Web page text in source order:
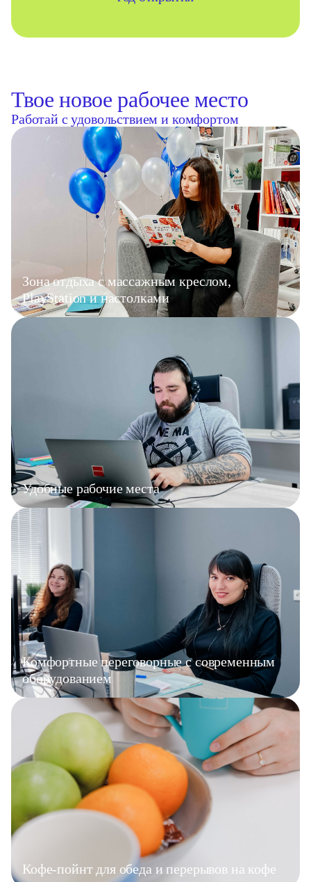
Твое новое рабочее место
Работай с удовольствием и комфортом
Зона отдыха с массажным креслом,
PlayStation и настолками
Удобные рабочие места
Комфортные переговорные с современным
оборудованием
Кофе-пойнт для обеда и перерывов на кофе